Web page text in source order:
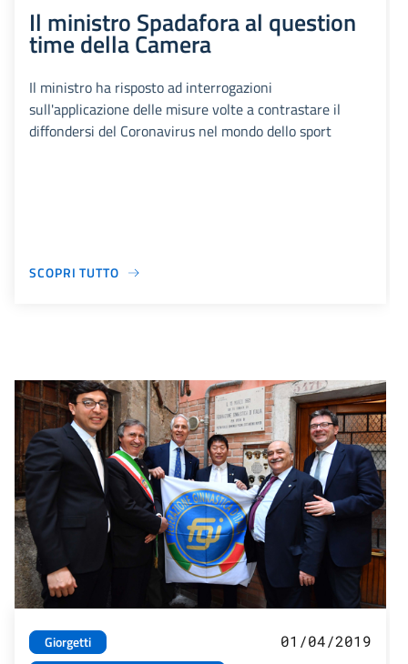
Il ministro Spadafora al question
time della Camera
Il ministro ha risposto ad interrogazioni
sull'applicazione delle misure volte a contrastare il
diffondersi del Coronavirus nel mondo dello sport
SCOPRI TUTTO
Giorgetti
01/04/2019